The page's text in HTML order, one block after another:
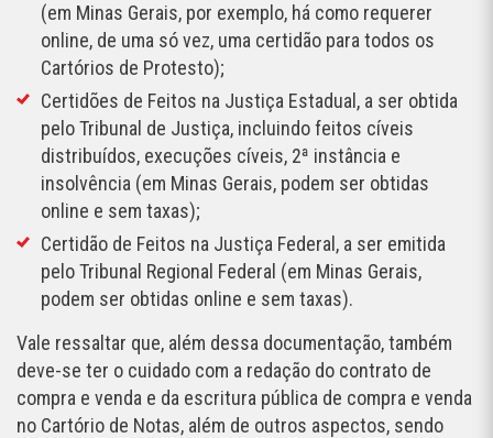
(em Minas Gerais, por exemplo, há como requerer
online, de uma só vez, uma certidão para todos os
Cartórios de Protesto);
Certidões de Feitos na Justiça Estadual, a ser obtida
pelo Tribunal de Justiça, incluindo feitos cíveis
distribuídos, execuções cíveis, 2ª instância e
insolvência (em Minas Gerais, podem ser obtidas
online e sem taxas);
Certidão de Feitos na Justiça Federal, a ser emitida
pelo Tribunal Regional Federal (em Minas Gerais,
podem ser obtidas online e sem taxas).
Vale ressaltar que, além dessa documentação, também
deve-se ter o cuidado com a redação do contrato de
compra e venda e da escritura pública de compra e venda
no Cartório de Notas, além de outros aspectos, sendo